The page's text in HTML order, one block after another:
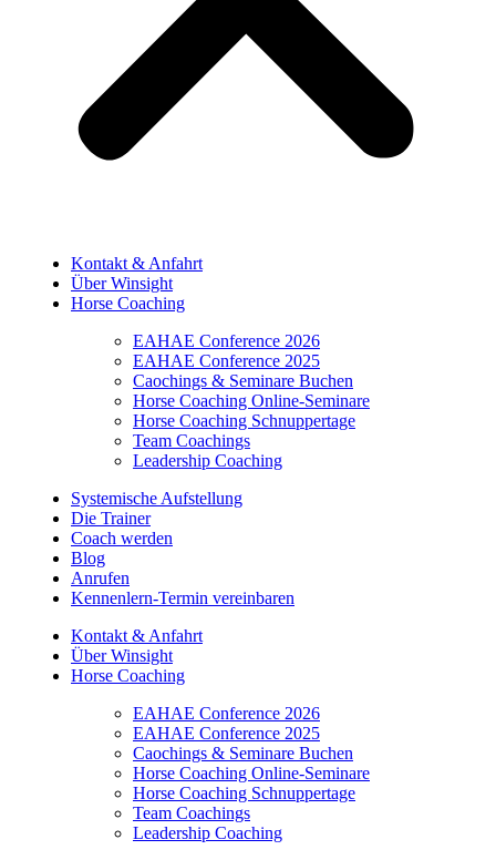
Kontakt & Anfahrt
Über Winsight
Horse Coaching
EAHAE Conference 2026
EAHAE Conference 2025
Caochings & Seminare Buchen
Horse Coaching Online-Seminare
Horse Coaching Schnuppertage
Team Coachings
Leadership Coaching
Systemische Aufstellung
Die Trainer
Coach werden
Blog
Anrufen
Kennenlern-Termin vereinbaren
Kontakt & Anfahrt
Über Winsight
Horse Coaching
EAHAE Conference 2026
EAHAE Conference 2025
Caochings & Seminare Buchen
Horse Coaching Online-Seminare
Horse Coaching Schnuppertage
Team Coachings
Leadership Coaching